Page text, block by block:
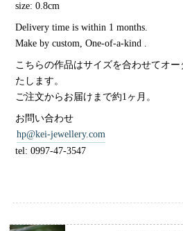
size: 0.8cm
Delivery time is within 1 months.
Make by custom, One-of-a-kind .
こちらの作品はサイズを合わせてオ
たします。
ご注文からお届けまで約1ヶ月。
お問い合わせ
hp@kei-jewellery.com
tel: 0997-47-3547